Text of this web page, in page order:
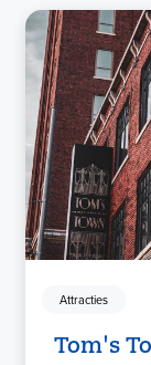
Attracties
Tom's